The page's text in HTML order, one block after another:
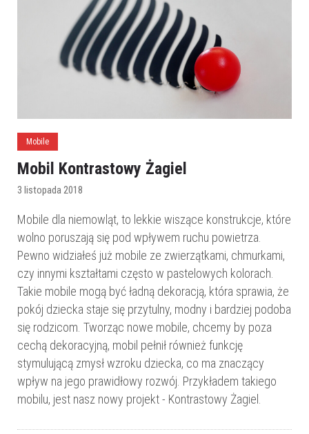
Mobile
Mobil Kontrastowy Żagiel
3 listopada 2018
Mobile dla niemowląt, to lekkie wiszące konstrukcje, które
wolno poruszają się pod wpływem ruchu powietrza.
Pewno widziałeś już mobile ze zwierzątkami, chmurkami,
czy innymi kształtami często w pastelowych kolorach.
Takie mobile mogą być ładną dekoracją, która sprawia, że
pokój dziecka staje się przytulny, modny i bardziej podoba
się rodzicom. Tworząc nowe mobile, chcemy by poza
cechą dekoracyjną, mobil pełnił również funkcję
stymulującą zmysł wzroku dziecka, co ma znaczący
wpływ na jego prawidłowy rozwój. Przykładem takiego
mobilu, jest nasz nowy projekt - Kontrastowy Żagiel.